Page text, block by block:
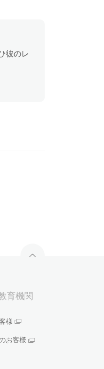
彼のレ
育機関
様
お客様